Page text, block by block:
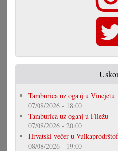
Tamburica uz oganj u Vincjetu
07/08/2026 - 18:00
Tamburica uz oganj u Filežu
07/08/2026 - 20:00
Hrvatski večer u
08/08/2026 - 19:00